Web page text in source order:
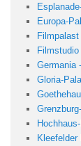
Europa-
Filmpalast
Germania
Gloria-
Kleefelder